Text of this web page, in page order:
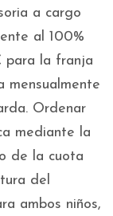
a cargo
al 100%
para la franja
mensualmente
Ordenar
mediante la
de la cuota
del
ambos niños,